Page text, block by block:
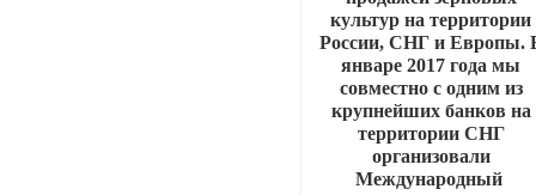
культур на территории
России, СНГ и Европы.
январе 2017 года мы
совместно с одним из
крупнейших банков на
территории СНГ
организовали
Международный